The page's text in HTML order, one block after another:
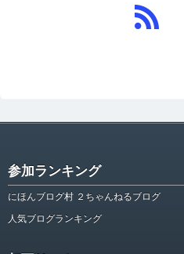
参加ランキング
にほんブログ村 ２ちゃんねるブログ
人気ブログランキング